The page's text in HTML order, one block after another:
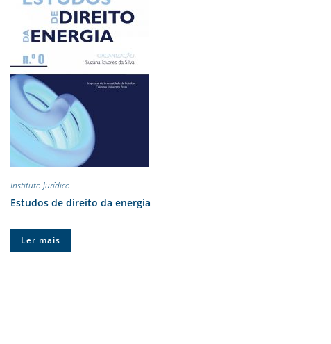
Instituto Jurídico
Estudos de direito da energia
Ler mais